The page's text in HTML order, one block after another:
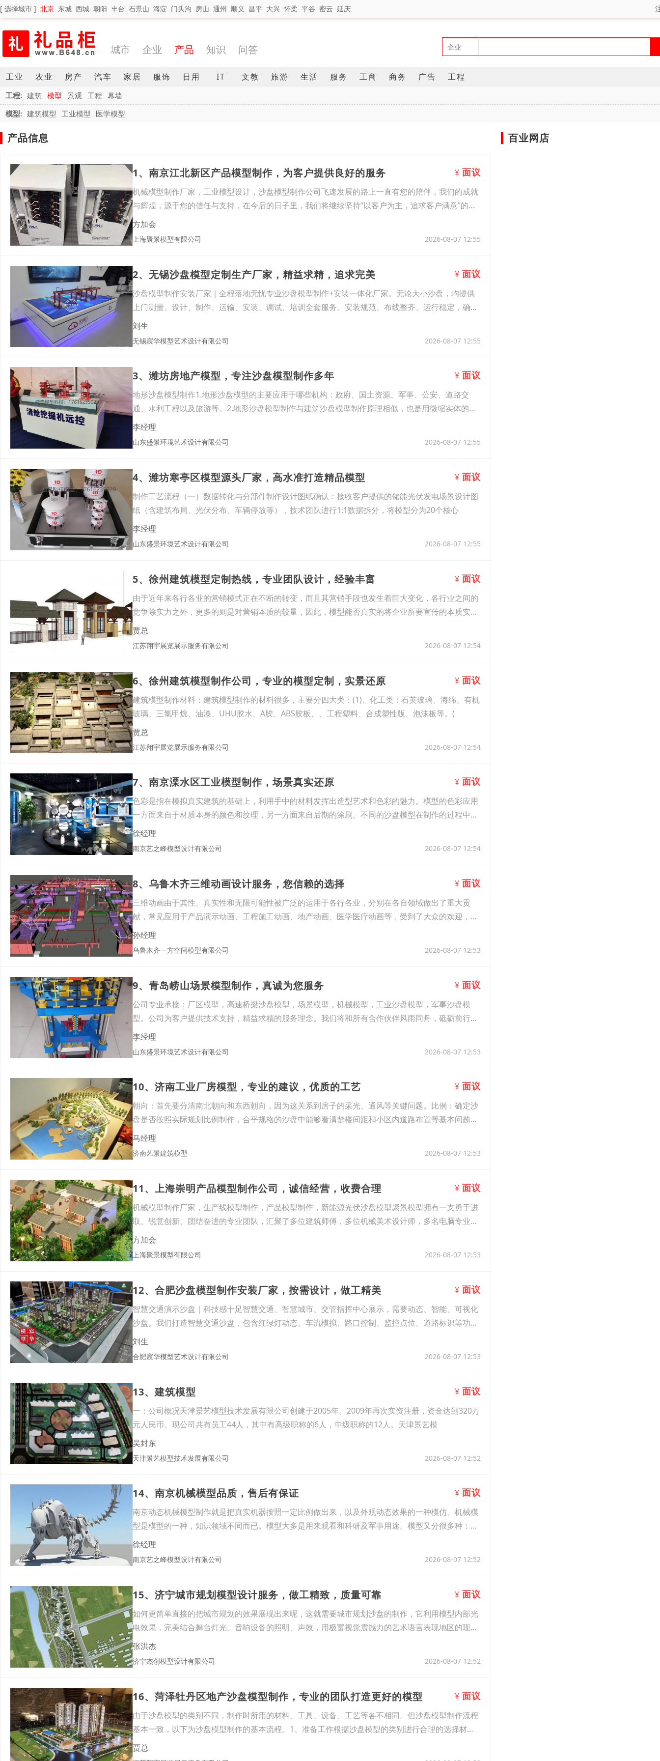
[ 选择城市 ] 北京 东城 西城 朝阳 丰台 石景山 海淀 门头沟 房山 通州 顺义 昌平 大兴 怀柔 平谷 密云 延庆
城市 企业 产品 知识 问答
工业 农业 房产 汽车 家居 服饰 日用 IT 文教 旅游 生活 服务 工商 商务 广告 工程
工程: 建筑 模型 景观 工程 幕墙
模型: 建筑模型 工业模型 医学模型
产品信息
1、南京江北新区产品模型制作，为客户提供良好的服务 ¥ 面议
机械模型制作厂家，工业模型设计，沙盘模型制作公司飞速发展的路上一直有您的陪伴，我们的成就
与辉煌，源于您的信任与支持，在今后的日子里，我们将继续坚持“以客户为主，追求客户满意”的经
营
方加会
上海聚景模型有限公司 2026-08-07 12:55
2、无锡沙盘模型定制生产厂家，精益求精，追求完美 ¥ 面议
沙盘模型制作安装厂家｜全程落地无忧专业沙盘模型制作+安装一体化厂家。无论大小沙盘，均提供
上门测量、设计、制作、运输、安装、调试、培训全套服务。安装规范、布线整齐、运行稳定，确保
展示
刘生
无锡宸华模型艺术设计有限公司 2026-08-07 12:55
3、潍坊房地产模型，专注沙盘模型制作多年 ¥ 面议
地形沙盘模型制作1.地形沙盘模型的主要应用于哪些机构：政府、国土资源、军事、公安、道路交
通、水利工程以及旅游等。2.地形沙盘模型制作与建筑沙盘模型制作原理相似，也是用微缩实体的手
法
李经理
山东盛景环境艺术设计有限公司 2026-08-07 12:55
4、潍坊寒亭区模型源头厂家，高水准打造精品模型 ¥ 面议
制作工艺流程（一）数据转化与分部件制作‌设计图纸确认‌：接收客户提供的储能光伏发电场景设计图
纸（含建筑布局、光伏分布、车辆停放等），技术团队进行1:1数据拆分，将模型分为20个核心
李经理
山东盛景环境艺术设计有限公司 2026-08-07 12:55
5、徐州建筑模型定制热线，专业团队设计，经验丰富 ¥ 面议
由于近年来各行各业的营销模式正在不断的转变，而且其营销手段也发生着巨大变化，各行业之间的
竞争除实力之外，更多的则是对营销本质的较量，因此，模型能否真实的将企业所要宣传的本质实物
体现
贾总
江苏翔宇展览展示服务有限公司 2026-08-07 12:54
6、徐州建筑模型制作公司，专业的模型定制，实景还原 ¥ 面议
建筑模型制作材料：建筑模型制作的材料很多，主要分四大类：(1)、化工类：石英玻璃、海绵、有机
玻璃、三氯甲烷、油漆、UHU胶水、A胶、ABS胶板、、工程塑料、合成塑性版、泡沫板等。(
贾总
江苏翔宇展览展示服务有限公司 2026-08-07 12:54
7、南京溧水区工业模型制作，场景真实还原 ¥ 面议
色彩是指在模拟真实建筑的基础上，利用手中的材料发挥出造型艺术和色彩的魅力。模型的色彩应用
一方面来自于材质本身的颜色和纹理，另一方面来自后期的涂刷。不同的沙盘模型在制作的过程中，
都要
徐经理
南京艺之峰模型设计有限公司 2026-08-07 12:54
8、乌鲁木齐三维动画设计服务，您信赖的选择 ¥ 面议
三维动画由于其性、真实性和无限可能性被广泛的运用于各行各业，分别在各自领域做出了重大贡
献，常见应用于产品演示动画、工程施工动画、地产动画、医学医疗动画等，受到了大众的欢迎，那
么三维
孙经理
乌鲁木齐一方空间模型有限公司 2026-08-07 12:53
9、青岛崂山场景模型制作，真诚为您服务 ¥ 面议
公司专业承接：厂区模型，高速桥梁沙盘模型，场景模型，机械模型，工业沙盘模型，军事沙盘模
型。公司为客户提供技术支持，精益求精的服务理念。我们将和所有合作伙伴风雨同舟，砥砺前行。
公司主
李经理
山东盛景环境艺术设计有限公司 2026-08-07 12:53
10、济南工业厂房模型，专业的建议，优质的工艺 ¥ 面议
朝向：首先要分清南北朝向和东西朝向，因为这关系到房子的采光、通风等关键问题。比例：确定沙
盘是否按照实际规划比例制作，合乎规格的沙盘中能够看清楚楼间距和小区内道路布置等基本问题。
绿化
马经理
济南艺景建筑模型 2026-08-07 12:53
11、上海崇明产品模型制作公司，诚信经营，收费合理 ¥ 面议
机械模型制作厂家，生产线模型制作，产品模型制作，新能源光伏沙盘模型聚景模型拥有一支勇于进
取、锐意创新、团结奋进的专业团队，汇聚了多位建筑师傅，多位机械美术设计师，多名电脑专业人
才，
方加会
上海聚景模型有限公司 2026-08-07 12:53
12、合肥沙盘模型制作安装厂家，按需设计，做工精美 ¥ 面议
智慧交通演示沙盘｜科技感十足智慧交通、智慧城市、交管指挥中心展示，需要动态、智能、可视化
沙盘。我们打造智慧交通沙盘，包含红绿灯动态、车流模拟、路口控制、监控点位、道路标识等功
能。搭
刘生
合肥宸华模型艺术设计有限公司 2026-08-07 12:53
13、建筑模型 ¥ 面议
一：公司概况天津景艺模型技术发展有限公司创建于2005年。2009年再次实资注册，资金达到320万
元人民币。现公司共有员工44人，其中有高级职称的6人，中级职称的12人。天津景艺模
吴封东
天津景艺模型技术发展有限公司 2026-08-07 12:52
14、南京机械模型品质，售后有保证 ¥ 面议
南京动态机械模型制作就是把真实机器按照一定比例做出来，以及外观动态效果的一种模仿。机械模
型是模型的一种，知识领域不同而已。模型大多是用来观看和科研及军事用途。模型又分很多种：有
数字
徐经理
南京艺之峰模型设计有限公司 2026-08-07 12:52
15、济宁城市规划模型设计服务，做工精致，质量可靠 ¥ 面议
如何更简单直接的把城市规划的效果展现出来呢，这就需要城市规划沙盘的制作，它利用模型内部光
电效果，完美结合舞台灯光、音响设备的照明、声效，用极富视觉震撼力的艺术语言表现地区的现状
及规
张洪杰
济宁杰创模型设计有限公司 2026-08-07 12:52
16、菏泽牡丹区地产沙盘模型制作，专业的团队打造更好的模型 ¥ 面议
由于沙盘模型的类别不同，制作时所用的材料、工具、设备、工艺等各不相同。但沙盘模型制作流程
基本一致，以下为沙盘模型制作的基本流程。1、准备工作根据沙盘模型的类别进行合理的选择材料
和工
贾总
百业网店